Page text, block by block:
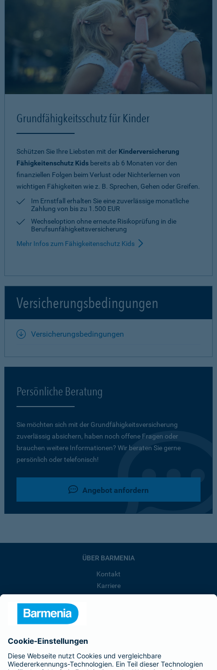
Grundfähigkeitsschutz für Kinder
Schützen Sie Ihre Liebsten mit der Kinderversicherung
Fähigkeitenschutz Kids bereits ab 6 Monaten vor den
finanziellen Folgen beim Verlust oder Nichterlernen von
wichtigen Fähigkeiten wie z. B. Sprechen, Gehen oder Greifen.
Im Ernstfall erhalten Sie eine zuverlässige monatliche
Zahlung von bis zu 1.500 EUR
Wechseloption ohne erneute Risiko­prüfung in die
Berufsunfähigkeitsversicherung
Mehr Infos zum Fähigkeitenschutz Kids
Versicherungsbedingungen
Versicherungsbedingungen
Persönliche Beratung
Sie möchten sich mit der Grundfähigkeits­versicherung
zuverlässig absichern, haben noch offene Fragen oder
brauchen weitere Informationen? Wir beraten Sie gerne
persönlich oder telefonisch!
Angebot anfordern
ÜBER BARMENIA
Kontakt
Karriere
Barmenia ist Teil der BarmeniaGothaer
BELIEBTE SEITEN